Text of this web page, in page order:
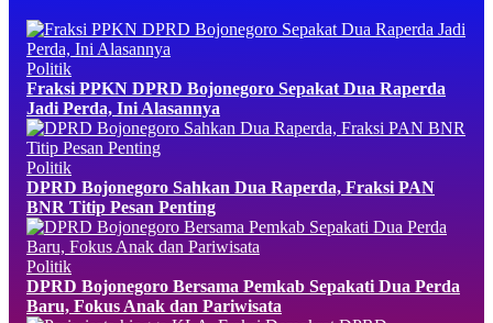
Politik
Fraksi PPKN DPRD Bojonegoro Sepakat Dua Raperda
Jadi Perda, Ini Alasannya
Politik
DPRD Bojonegoro Sahkan Dua Raperda, Fraksi PAN
BNR Titip Pesan Penting
Politik
DPRD Bojonegoro Bersama Pemkab Sepakati Dua Perda
Baru, Fokus Anak dan Pariwisata